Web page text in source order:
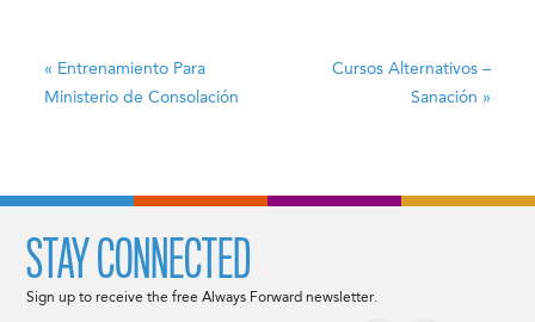
« Entrenamiento Para
Ministerio de Consolación
Cursos Alternativos –
Sanación »
STAY CONNECTED
Sign up to receive the free Always Forward newsletter.